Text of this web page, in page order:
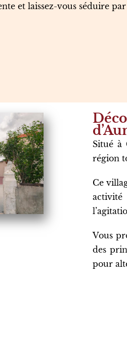
et laissez-vous séduire
Situé à
région
Ce
activité
Vous
des
pour